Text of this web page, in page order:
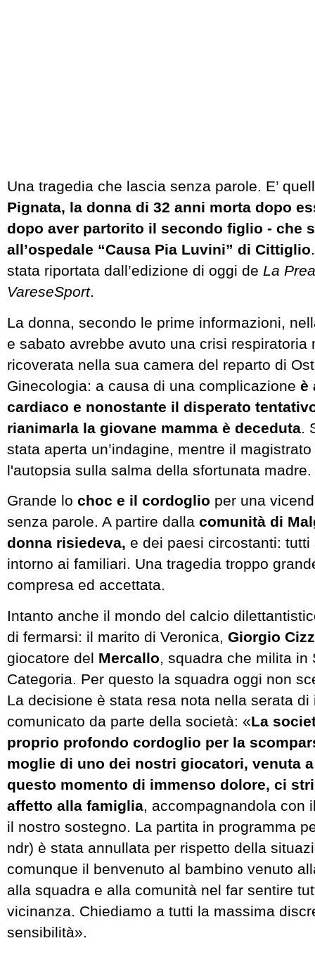
Una tragedia che lascia senza parole. E’
Pignata, la donna di 32 anni morta dopo
dopo aver partorito il secondo figlio - che
all’ospedale “Causa Pia Luvini” di Cittiglio
stata riportata dall’edizione di oggi de La
VareseSport.
La donna, secondo le prime informazioni,
e sabato avrebbe avuto una crisi respiratoria
ricoverata nella sua camera del reparto di
Ginecologia: a causa di una complicazione è
cardiaco e nonostante il disperato
rianimarla la giovane mamma è deceduta
stata aperta un’indagine, mentre il
l'autopsia sulla salma della sfortunata madre.
Grande lo choc e il cordoglio per una
senza parole. A partire dalla comunità di
donna risiedeva, e dei paesi circostanti: tutti
intorno ai familiari. Una tragedia troppo
compresa ed accettata.
Intanto anche il mondo del calcio
di fermarsi: il marito di Veronica, Giorgio
giocatore del Mercallo, squadra che milita in
Categoria. Per questo la squadra oggi non
La decisione è stata resa nota nella serata di
comunicato da parte della società: «La
proprio profondo cordoglio per la
moglie di uno dei nostri giocatori, venuta
questo momento di immenso dolore, ci
affetto alla famiglia, accompagnandola con
il nostro sostegno. La partita in programma
ndr) è stata annullata per rispetto della
comunque il benvenuto al bambino venuto
alla squadra e alla comunità nel far sentire
vicinanza. Chiediamo a tutti la massima
sensibilità».